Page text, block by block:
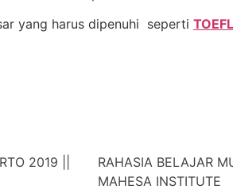
yang harus dipenuhi seperti TOEFL
2019 ||
RAHASIA BELAJAR
MAHESA INSTITUTE